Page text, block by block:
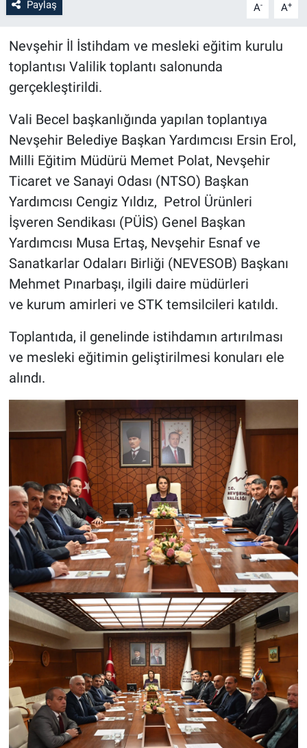
Paylaş A- A+
Nevşehir İl İstihdam ve mesleki eğitim kurulu
toplantısı Valilik toplantı salonunda
gerçekleştirildi.
Vali Becel başkanlığında yapılan toplantıya
Nevşehir Belediye Başkan Yardımcısı Ersin Erol,
Milli Eğitim Müdürü Memet Polat, Nevşehir
Ticaret ve Sanayi Odası (NTSO) Başkan
Yardımcısı Cengiz Yıldız, Petrol Ürünleri
İşveren Sendikası (PÜİS) Genel Başkan
Yardımcısı Musa Ertaş, Nevşehir Esnaf ve
Sanatkarlar Odaları Birliği (NEVESOB) Başkanı
Mehmet Pınarbaşı, ilgili daire müdürleri
ve kurum amirleri ve STK temsilcileri katıldı.
Toplantıda, il genelinde istihdamın artırılması
ve mesleki eğitimin geliştirilmesi konuları ele
alındı.
Teknoloji
Kayseri
Niğde
Aksaray
Kırşehir
Yerel
Genel
Asayiş
Kültür - Sanat
Politika
Magazin
Çevre
Haberde İnsan